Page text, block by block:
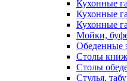
Кухонные
Кухонные
Кухонные
Мойки,
Обеденные
Столы
Столы
Стулья,